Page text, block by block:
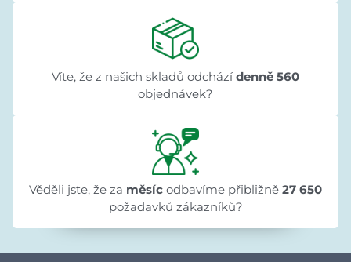
Víte, že z našich skladů odchází denně 560
objednávek?
Věděli jste, že za měsíc odbavíme přibližně 27 650
požadavků zákazníků?